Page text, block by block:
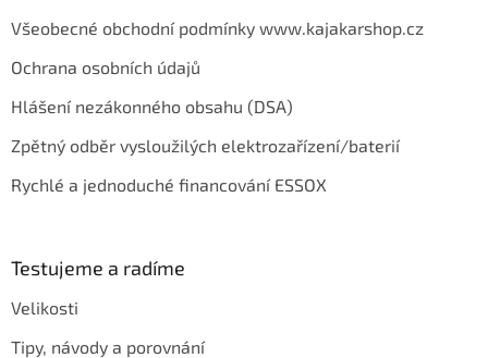
Všeobecné obchodní podmínky www.kajakarshop.cz
Ochrana osobních údajů
Hlášení nezákonného obsahu (DSA)
Zpětný odběr vysloužilých elektrozařízení/baterií
Rychlé a jednoduché financování ESSOX
Testujeme a radíme
Velikosti
Tipy, návody a porovnání